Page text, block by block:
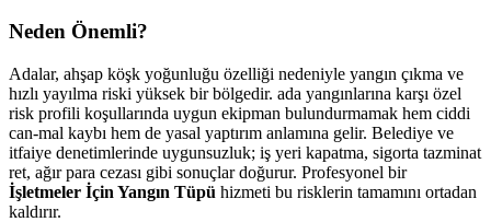
Neden Önemli?
Adalar, ahşap köşk yoğunluğu özelliği nedeniyle yangın çıkma ve
hızlı yayılma riski yüksek bir bölgedir. ada yangınlarına karşı özel
risk profili koşullarında uygun ekipman bulundurmamak hem ciddi
can-mal kaybı hem de yasal yaptırım anlamına gelir. Belediye ve
itfaiye denetimlerinde uygunsuzluk; iş yeri kapatma, sigorta tazminat
ret, ağır para cezası gibi sonuçlar doğurur. Profesyonel bir
İşletmeler İçin Yangın Tüpü hizmeti bu risklerin tamamını ortadan
kaldırır.